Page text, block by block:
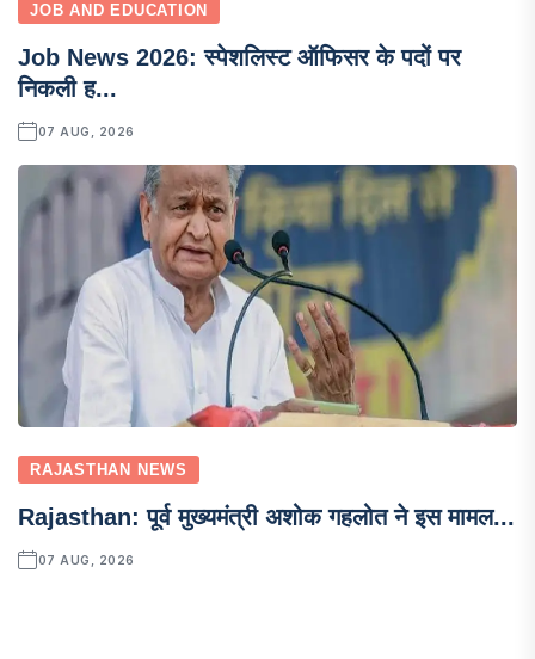
JOB AND EDUCATION
Job News 2026: स्पेशलिस्ट ऑफिसर के पदों पर
निकली ह...
07 AUG, 2026
RAJASTHAN NEWS
Rajasthan: पूर्व मुख्यमंत्री अशोक गहलोत ने इस मामल...
07 AUG, 2026